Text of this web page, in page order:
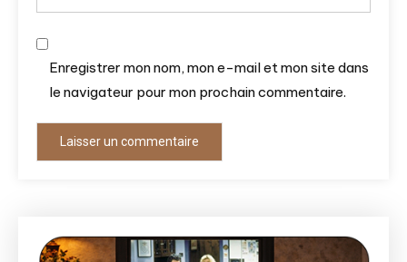
Enregistrer mon nom, mon e-mail et mon site dans
le navigateur pour mon prochain commentaire.